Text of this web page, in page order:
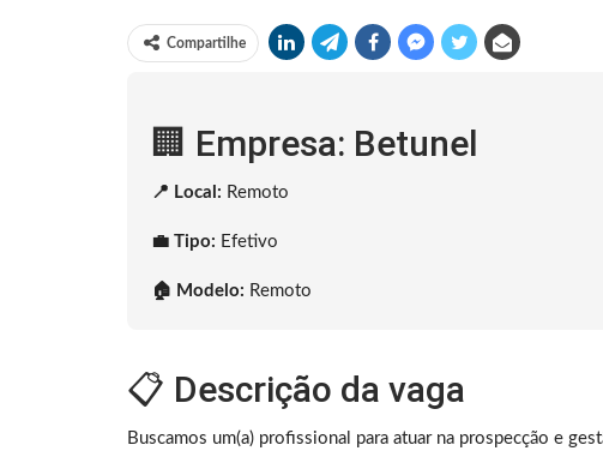
Compartilhe
🏢 Empresa: Betunel
📍 Local: Remoto
💼 Tipo: Efetivo
🏠 Modelo: Remoto
📋 Descrição da vaga
Buscamos um(a) profissional para atuar na prospecção e